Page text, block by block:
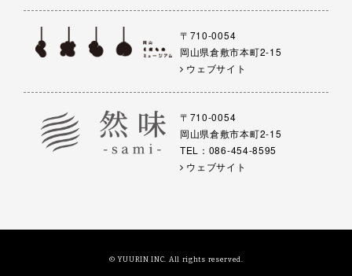
〒710-0054
岡山県倉敷市本町2-15
ウェブサイト
〒710-0054
岡山県倉敷市本町2-15
TEL：086-454-8595
ウェブサイト
© YUURIN INC. All rights reserved.